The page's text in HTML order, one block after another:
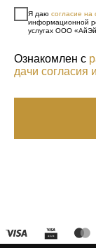
Я даю согласие на
информационной
услугах ООО
Ознакомлен с
дачи согласия